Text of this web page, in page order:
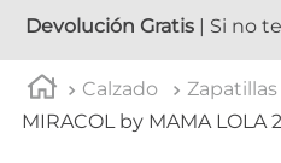
Devolución Gratis| Si no
Calzado Zapatillas
MIRACOL by MAMA LOLA
tenis hombre
5. tenis